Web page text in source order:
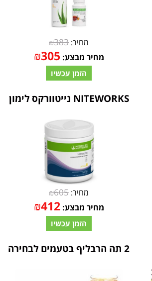
מחיר: ₪383
מחיר מבצע: ₪305
הזמן עכשיו
NITEWORKS נייטוורקס לימון
מחיר: ₪605
מחיר מבצע: ₪412
הזמן עכשיו
2 תה הרבליף בטעמים לבחירה